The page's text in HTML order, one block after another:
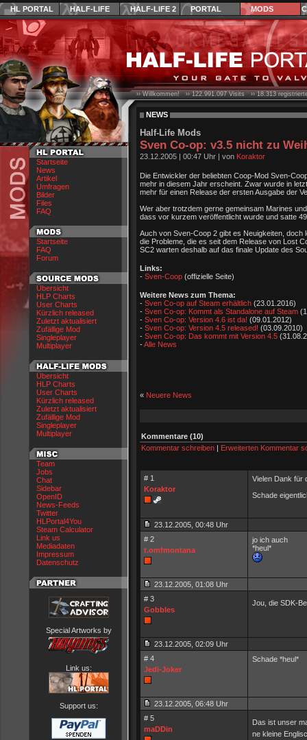
HL PORTAL HALF-LIFE HALF-LIFE 2 PORTAL MODS
Startseite
News
Artikel
Umfragen
Bilder
Files
FAQ
Startseite
FAQ
Forum
Übersicht
HLP Charts
User Charts
Kürzlich released
Zuletzt aktualisiert
Zufällige Mod
Singleplayer
Multiplayer
Übersicht
HLP Charts
User Charts
Kürzlich released
Zuletzt aktualisiert
Zufällige Mod
Singleplayer
Multiplayer
Team
Jobs
Chat
Sidebar
OpenID
News-Feeds
Twitter
HLPortal4You
Steam Calculator
Link us
Mediadaten
Impressum
Datenschutz
Special Artworks by
Link us:
Support us:
›› Willkommen! ››122.991.097Visits ››18.313
NEWS
Half-Life Mods
Sven Co-op: v3.5 nicht zu
23.12.2005 | 00:47 Uhr | von Koraktor
Die Entwickler der beliebten Coop-Mod Sven-
mehr in diesem Jahr erscheint. Zwar wurde in
mehr für einen Release der ersten Ausgabe der
Wer aber trotzdem gerne gemeinsam Marines
dass vor kurzem veröffentlicht wurde und satte
Auch von Sven-Coop 2 gibt es Neuigkeiten,
die Probleme, die es seit dem Release von Lost
SC2 warten deshalb auf das finale Update des
Links:
- Sven-Coop (offizielle Seite)
Weitere News zum Thema:
- Sven Co-op auf Steam erhältlich (23.01.2016)
- Sven Co-op: Kommt als Standalone auf Steam
- Sven Co-op: Version 4.6 ist da! (09.01.2012)
- Sven Co-op: Version 4.5 released! (03.09.2010)
- Sven Co-op: Das kommt mit Version 4.5
-Alle News
« Neuere News
Kommentare (10)
Kommentar schreiben | Erweiterten Kommentar
# 1
Koraktor
Vielen Dank für
Schade
23.12.2005, 00:48 Uhr
# 2
t.omfmontana
jo ich auch
*heul*
23.12.2005, 01:08 Uhr
# 3
Gobbles
Jou, die SDK-
23.12.2005, 02:09 Uhr
# 4
Jedi-Joker
Schade *heul*
23.12.2005, 06:48 Uhr
# 5
maDDin
Das ist unser
ne kleine